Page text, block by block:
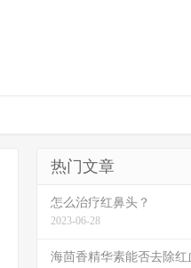
热门文章
怎么治疗红鼻头？
2023-06-28
海茴香精华素能否去除红